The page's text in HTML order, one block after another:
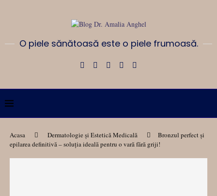
O piele sănătoasă este o piele frumoasă.
Acasa Dermatologie și Estetică Medicală
Bronzul perfect și
epilarea definitivă – soluția ideală pentru o vară fără griji!